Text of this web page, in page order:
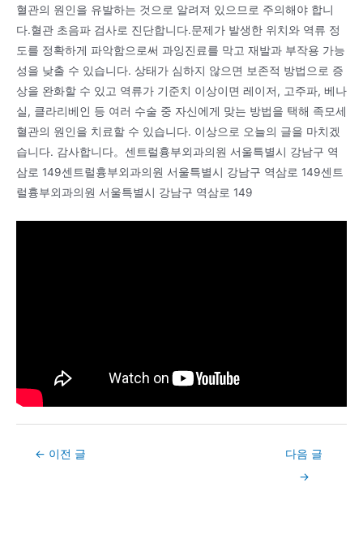
혈관의 원인을 유발하는 것으로 알려져 있으므로 주의해야 합니
다.혈관 초음파 검사로 진단합니다.문제가 발생한 위치와 역류 정
도를 정확하게 파악함으로써 과잉진료를 막고 재발과 부작용 가능
성을 낮출 수 있습니다. 상태가 심하지 않으면 보존적 방법으로 증
상을 완화할 수 있고 역류가 기준치 이상이면 레이저, 고주파, 베나
실, 클라리베인 등 여러 수술 중 자신에게 맞는 방법을 택해 족모세
혈관의 원인을 치료할 수 있습니다. 이상으로 오늘의 글을 마치겠
습니다. 감사합니다。센트럴흉부외과의원 서울특별시 강남구 역
삼로 149센트럴흉부외과의원 서울특별시 강남구 역삼로 149센트
럴흉부외과의원 서울특별시 강남구 역삼로 149
Post← 이전 글
다음 글
→